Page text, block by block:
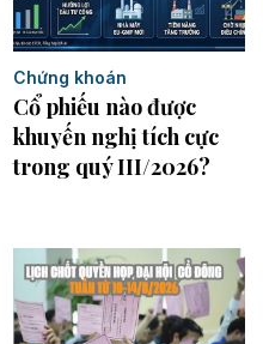
Chứng khoán
Cổ phiếu nào được
khuyến nghị tích cực
trong quý III/2026?